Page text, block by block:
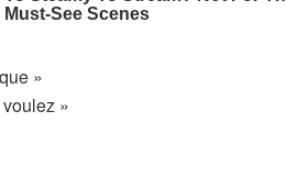
»
»